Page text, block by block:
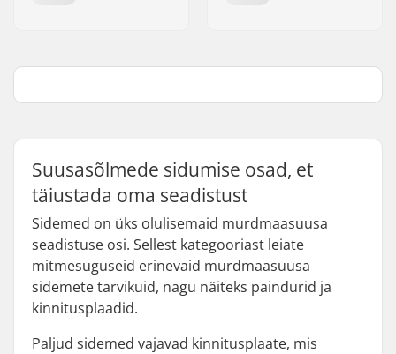
Suusasõlmede sidumise osad, et
täiustada oma seadistust
Sidemed on üks olulisemaid murdmaasuusa
seadistuse osi. Sellest kategooriast leiate
mitmesuguseid erinevaid murdmaasuusa
sidemete tarvikuid, nagu näiteks paindurid ja
kinnitusplaadid.
Paljud sidemed vajavad kinnitusplaate, mis